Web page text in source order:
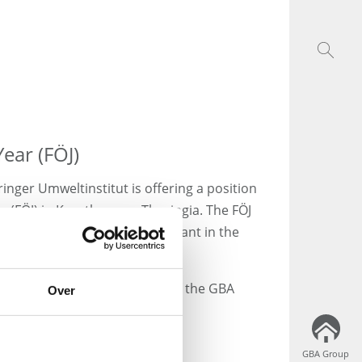
Over
GBA Group
(FÖJ)
Umweltinstitut is offering a position
in Krauthausen, Thuringia. The FÖJ
work of a "laboratory assistant in the
a subsidiary of the GBA
GBA Group